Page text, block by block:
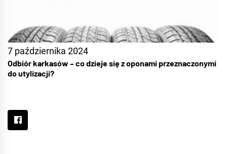
7 października 2024
Odbiór karkasów – co dzieje się z oponami przeznaczonymi
do utylizacji?